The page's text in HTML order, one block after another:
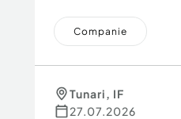
Companie
Tunari, IF
27.07.2026